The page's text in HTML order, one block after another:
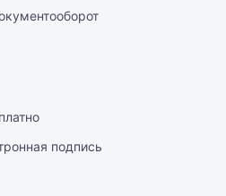
подпись